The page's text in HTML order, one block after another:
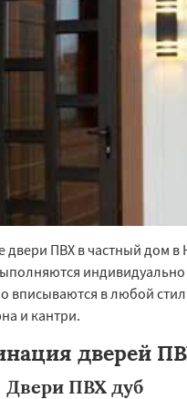
Орехово-Зуево
Пущино Раменское
Сергиев Посад
Купавна
Фрязино Химки
Чехов Шатура
Электросталь
Андреево
Богородское
Быково Вербилки
Жилево
ПВХ в частный дом в
индивидуально
вписываются в любой
и кантри.
дверей
Двери ПВХ дуб
ПОДРОБНЕЕ
на обработку персональных данных